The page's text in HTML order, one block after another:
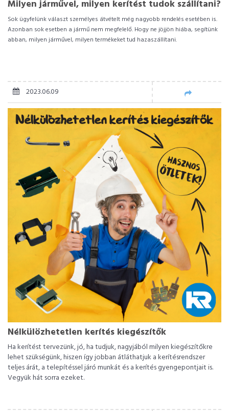
Milyen járművel, milyen kerítést tudok szállítani?
Sok ügyfelünk választ személyes átvételt még nagyobb rendelés esetében is.
Azonban sok esetben a jármű nem megfelelő. Hogy ne jöjjön hiába, segítünk
abban, milyen járművel, milyen termékeket tud hazaszállítani.
2023.06.09
Nélkülözhetetlen kerítés kiegészítők
Ha kerítést tervezünk, jó, ha tudjuk, nagyjából milyen kiegészítőkre
lehet szükségünk, hiszen így jobban átláthatjuk a kerítésrendszer
teljes árát, a telepítéssel járó munkát és a kerítés gyengepontjait is.
Vegyük hát sorra ezeket.